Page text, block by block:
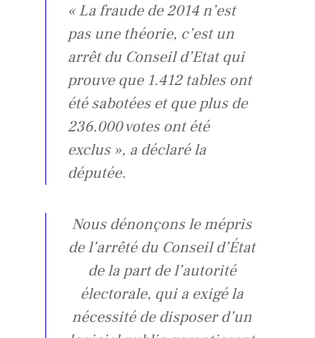
« La fraude de 2014 n’est
pas une théorie, c’est un
arrêt du Conseil d’Etat qui
prouve que 1.412 tables ont
été sabotées et que plus de
236.000 votes ont été
exclus », a déclaré la
députée.
Nous dénonçons le mépris
de l’arrêté du Conseil d’État
de la part de l’autorité
électorale, qui a exigé la
nécessité de disposer d’un